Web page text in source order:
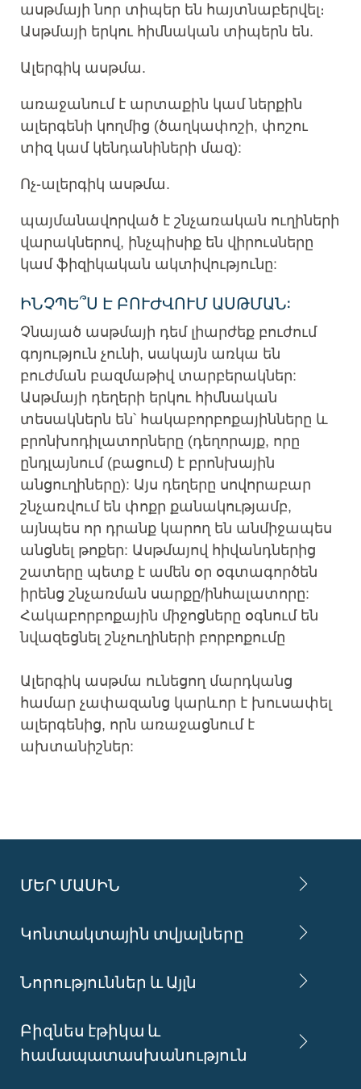
ասթմայի նոր տիպեր են հայտնաբերվել։
Ասթմայի երկու հիմնական տիպերն են.
Ալերգիկ ասթմա.
առաջանում է արտաքին կամ ներքին
ալերգենի կողմից (ծաղկափոշի, փոշու
տիզ կամ կենդանիների մազ):
Ոչ-ալերգիկ ասթմա.
պայմանավորված է շնչառական ուղիների
վարակներով, ինչպիսիք են վիրուսները
կամ ֆիզիկական ակտիվությունը:
ԻՆՉՊԵ՞Ս Է ԲՈՒԺՎՈՒՄ ԱՍԹՄԱՆ:
Չնայած ասթմայի դեմ լիարժեք բուժում
գոյություն չունի, սակայն առկա են
բուժման բազմաթիվ տարբերակներ:
Ասթմայի դեղերի երկու հիմնական
տեսակներն են՝ հակաբորբոքայինները և
բրոնխոդիլատորները (դեղորայք, որը
ընդլայնում (բացում) է բրոնխային
անցուղիները): Այս դեղերը սովորաբար
շնչառվում են փոքր քանակությամբ,
այնպես որ դրանք կարող են անմիջապես
անցնել թոքեր: Ասթմայով հիվանդներից
շատերը պետք է ամեն օր օգտագործեն
իրենց շնչառման սարքը/ինհալատորը:
Հակաբորբոքային միջոցները օգնում են
նվազեցնել շնչուղիների բորբոքումը
Ալերգիկ ասթմա ունեցող մարդկանց
համար չափազանց կարևոր է խուսափել
ալերգենից, որն առաջացնում է
ախտանիշներ:
ՄԵՐ ՄԱՍԻՆ
Կոնտակտային տվյալները
Նորություններ և Այլն
Բիզնես էթիկա և
համապատասխանություն